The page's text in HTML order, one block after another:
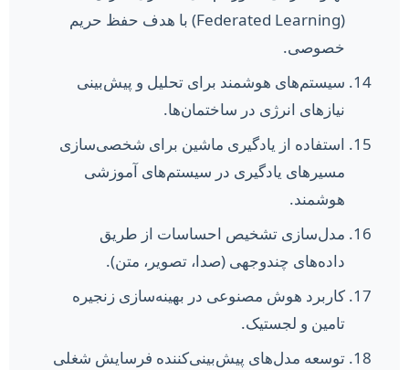
(Federated Learning) با هدف حفظ حریم
خصوصی.
سیستم‌های هوشمند برای تحلیل و پیش‌بینی
نیازهای انرژی در ساختمان‌ها.
استفاده از یادگیری ماشین برای شخصی‌سازی
مسیرهای یادگیری در سیستم‌های آموزشی
هوشمند.
مدل‌سازی تشخیص احساسات از طریق
داده‌های چندوجهی (صدا، تصویر، متن).
کاربرد هوش مصنوعی در بهینه‌سازی زنجیره
تامین و لجستیک.
توسعه مدل‌های پیش‌بینی‌کننده فرسایش شغلی